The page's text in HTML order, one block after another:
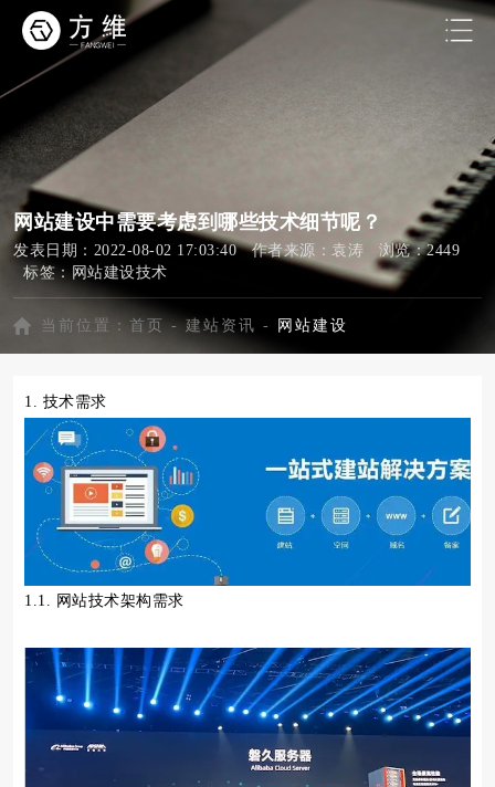
网站建设中需要考虑到哪些技术细节呢？
发表日期：2022-08-02 17:03:40 作者来源：袁涛 浏览：2449
标签： 网站建设技术
当前位置： 首页 - 建站资讯 - 网站建设
1. 技术需求
1.1. 网站技术架构需求